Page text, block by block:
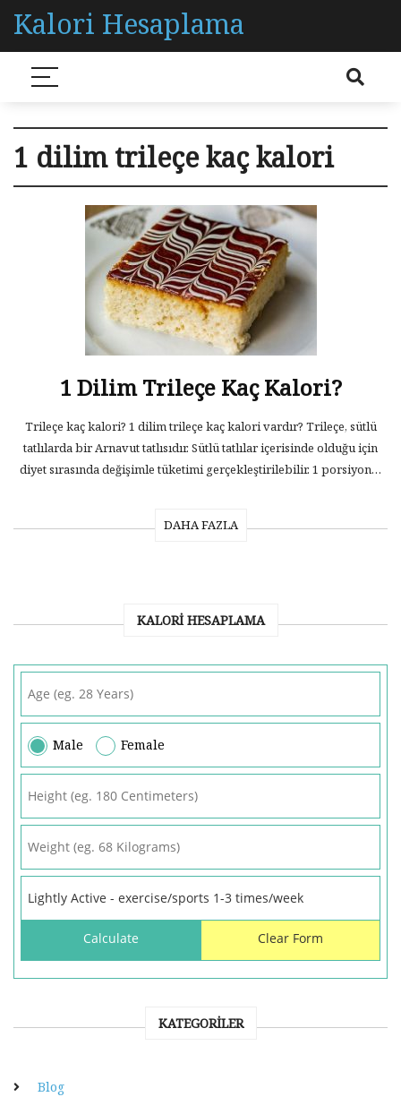
Kalori Hesaplama
1 dilim trileçe kaç kalori
1 Dilim Trileçe Kaç Kalori?
Trileçe kaç kalori? 1 dilim trileçe kaç kalori vardır? Trileçe, sütlü
tatlılarda bir Arnavut tatlısıdır. Sütlü tatlılar içerisinde olduğu için
diyet sırasında değişimle tüketimi gerçekleştirilebilir. 1 porsiyon…
DAHA FAZLA
KALORI HESAPLAMA
Male Female
KATEGORILER
Blog